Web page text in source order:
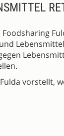
vorstellt,